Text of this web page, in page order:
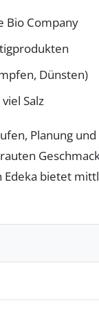
Bio Company
Dünsten)
Salz
Planung
Edeka bietet